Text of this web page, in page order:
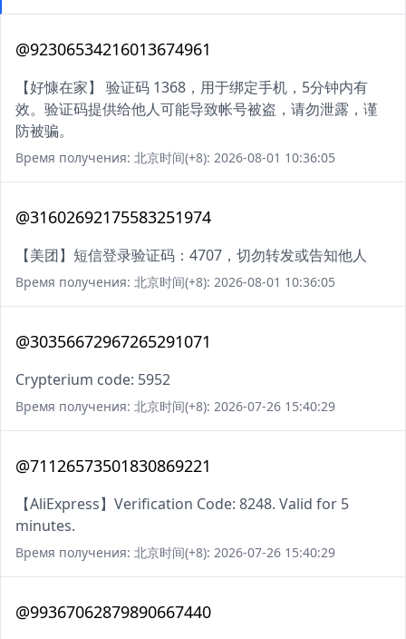
@92306534216013674961
【好慷在家】 验证码 1368，用于绑定手机，5分钟内有
效。验证码提供给他人可能导致帐号被盗，请勿泄露，谨
防被骗。
Время получения: 北京时间(+8): 2026-08-01 10:36:05
@31602692175583251974
【美团】短信登录验证码：4707，切勿转发或告知他人
Время получения: 北京时间(+8): 2026-08-01 10:36:05
@30356672967265291071
Crypterium code: 5952
Время получения: 北京时间(+8): 2026-07-26 15:40:29
@71126573501830869221
【AliExpress】Verification Code: 8248. Valid for 5
minutes.
Время получения: 北京时间(+8): 2026-07-26 15:40:29
@99367062879890667440